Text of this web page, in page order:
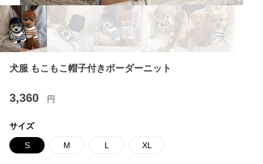
犬服 もこもこ帽子付きボーダーニット
3,360 円
サイズ
S M L XL